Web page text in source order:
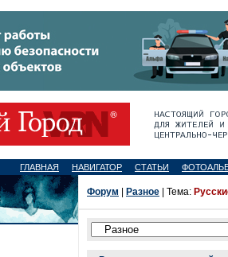
ГЛАВНАЯ НАВИГАТОР СТАТЬИ
Форум Разное | Тема: